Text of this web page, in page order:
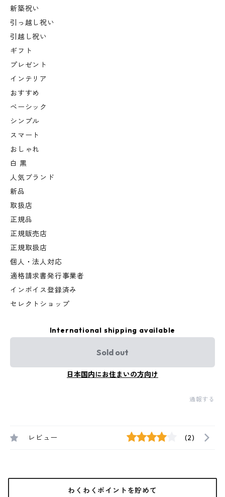
新築祝い
引っ越し祝い
引越し祝い
ギフト
プレゼント
インテリア
おすすめ
ベーシック
シンプル
スマート
おしゃれ
白 黒
人気ブランド
新品
取扱店
正規品
正規販売店
正規取扱店
個人・法人対応
適格請求書発行事業者
インボイス登録済み
セレクトショップ
International shipping available
Sold out
日本国内にお住まいの方向け
通報する
レビュー (2)
わくわくポイントを貯めて